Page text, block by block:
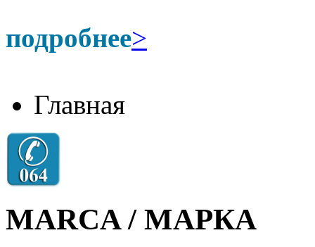
подробнее>
Главная
MARCA / МАРКА